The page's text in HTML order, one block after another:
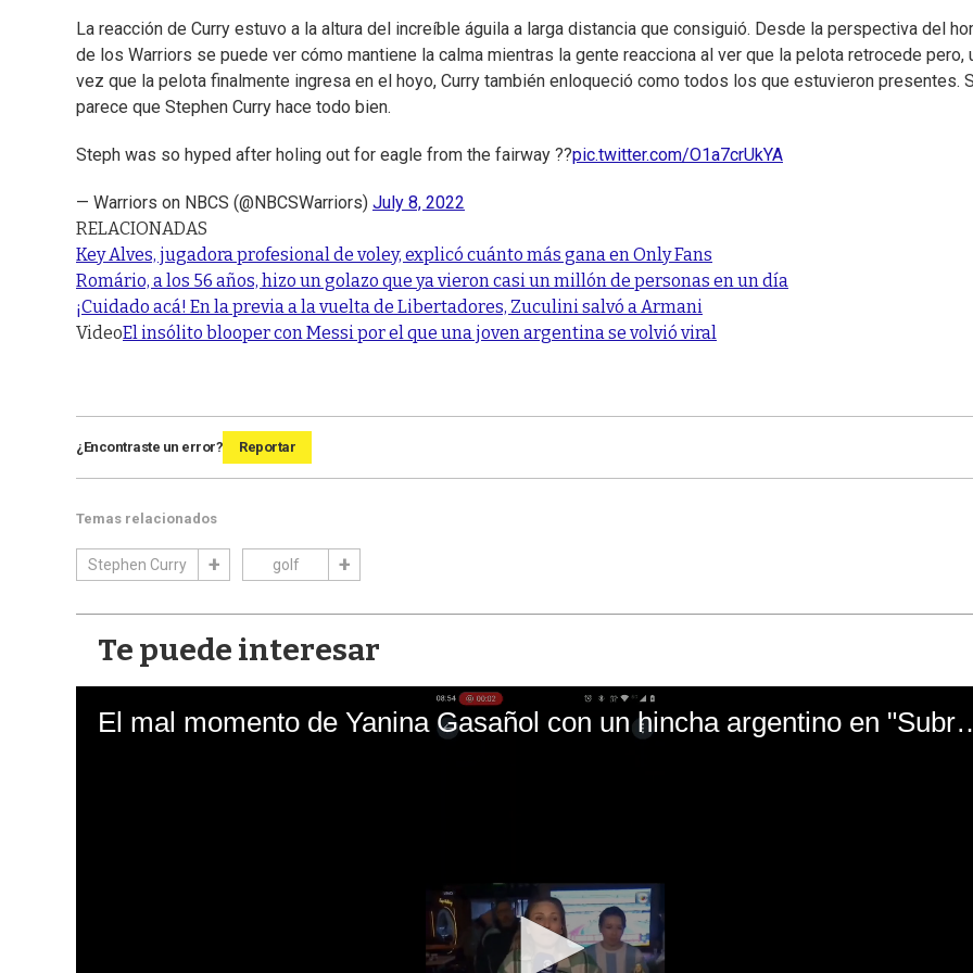
La reacción de Curry estuvo a la altura del increíble águila a larga distancia que consiguió. Desde la perspectiva del
de los Warriors se puede ver cómo mantiene la calma mientras la gente reacciona al ver que la pelota retrocede pero,
vez que la pelota finalmente ingresa en el hoyo, Curry también enloqueció como todos los que estuvieron presentes.
parece que Stephen Curry hace todo bien.
Steph was so hyped after holing out for eagle from the fairway ??pic.twitter.com/O1a7crUkYA
— Warriors on NBCS (@NBCSWarriors) July 8, 2022
RELACIONADAS
Key Alves, jugadora profesional de voley, explicó cuánto más gana en Only Fans
Romário, a los 56 años, hizo un golazo que ya vieron casi un millón de personas en un día
¡Cuidado acá! En la previa a la vuelta de Libertadores, Zuculini salvó a Armani
VideoEl insólito blooper con Messi por el que una joven argentina se volvió viral
¿Encontraste un error? Reportar
Temas relacionados
Stephen Curry golf
Te puede interesar
El mal momento de Yanina